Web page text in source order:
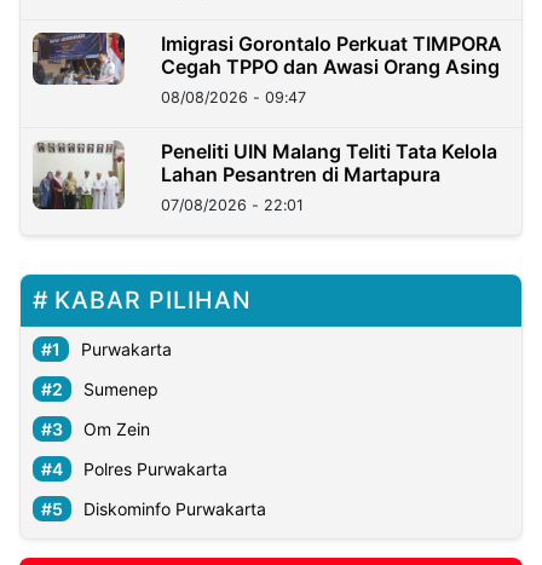
Imigrasi Gorontalo Perkuat TIMPORA
Cegah TPPO dan Awasi Orang Asing
08/08/2026 - 09:47
Peneliti UIN Malang Teliti Tata Kelola
Lahan Pesantren di Martapura
07/08/2026 - 22:01
KABAR PILIHAN
Purwakarta
Sumenep
Om Zein
Polres Purwakarta
Diskominfo Purwakarta